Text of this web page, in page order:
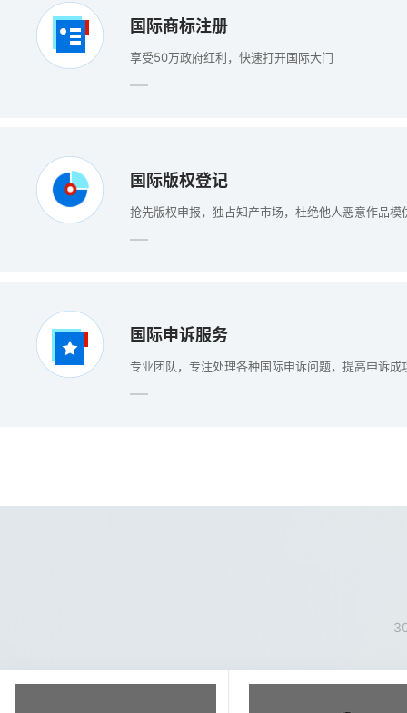
国际商标注册
享受50万政府红利，快速打开国际大门
国际版权登记
抢先版权申报，独占知产市场，杜绝他人恶意作品模
国际申诉服务
专业团队，专注处理各种国际申诉问题，提高申诉成